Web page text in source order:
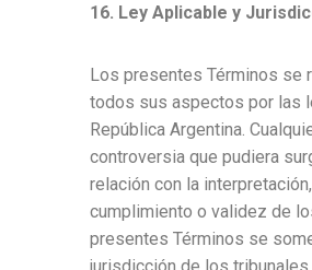
16. Ley Aplicable y
Los presentes Términos se
todos sus aspectos por las
República Argentina.
controversia que pudiera
relación con la interpretación,
cumplimiento o validez de
presentes Términos se